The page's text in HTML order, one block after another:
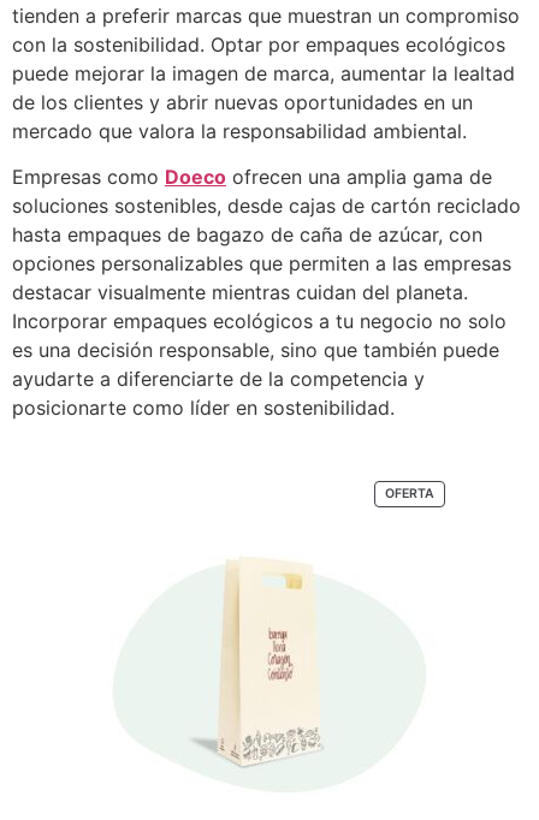
tienden a preferir marcas que muestran un compromiso
con la sostenibilidad. Optar por empaques ecológicos
puede mejorar la imagen de marca, aumentar la lealtad
de los clientes y abrir nuevas oportunidades en un
mercado que valora la responsabilidad ambiental.
Empresas como Doeco ofrecen una amplia gama de
soluciones sostenibles, desde cajas de cartón reciclado
hasta empaques de bagazo de caña de azúcar, con
opciones personalizables que permiten a las empresas
destacar visualmente mientras cuidan del planeta.
Incorporar empaques ecológicos a tu negocio no solo
es una decisión responsable, sino que también puede
ayudarte a diferenciarte de la competencia y
posicionarte como líder en sostenibilidad.
OFERTA